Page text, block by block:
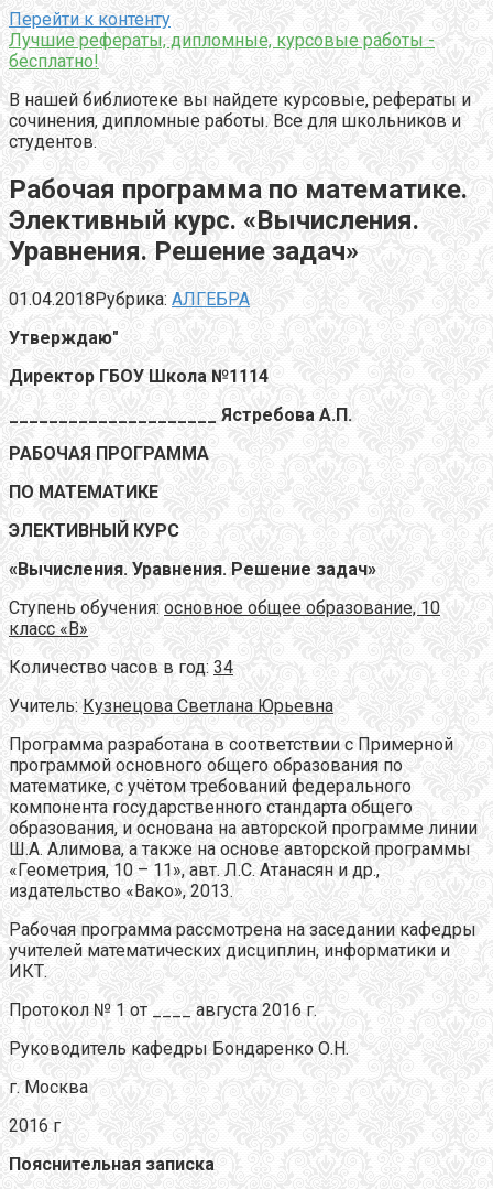
Перейти к контенту
Лучшие рефераты, дипломные, курсовые работы -
бесплатно!
В нашей библиотеке вы найдете курсовые, рефераты и
сочинения, дипломные работы. Все для школьников и
студентов.
Рабочая программа по математике.
Элективный курс. «Вычисления.
Уравнения. Решение задач»
01.04.2018Рубрика: АЛГЕБРА
Утверждаю"
Директор ГБОУ Школа №1114
_____________________ Ястребова А.П.
РАБОЧАЯ ПРОГРАММА
ПО МАТЕМАТИКЕ
ЭЛЕКТИВНЫЙ КУРС
«Вычисления. Уравнения. Решение задач»
Ступень обучения: основное общее образование, 10
класс «В»
Количество часов в год: 34
Учитель: Кузнецова Светлана Юрьевна
Программа разработана в соответствии с Примерной
программой основного общего образования по
математике, с учётом требований федерального
компонента государственного стандарта общего
образования, и основана на авторской программе линии
Ш.А. Алимова, а также на основе авторской программы
«Геометрия, 10 – 11», авт. Л.С. Атанасян и др.,
издательство «Вако», 2013.
Рабочая программа рассмотрена на заседании кафедры
учителей математических дисциплин, информатики и
ИКТ.
Протокол № 1 от ____ августа 2016 г.
Руководитель кафедры Бондаренко О.Н.
г. Москва
2016 г
Пояснительная записка